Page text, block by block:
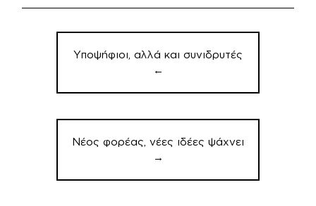
Πλοήγηση
άρθρων
Υποψήφιοι, αλλά και συνιδρυτές
←
Νέος φορέας, νέες ιδέες ψάχνει
→